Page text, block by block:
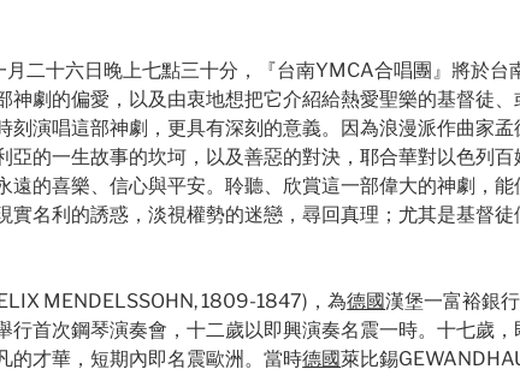
二十六日晚上七點三十分，『台南YMCA合唱團』將於台
神劇的偏愛，以及由衷地想把它介紹給熱愛聖樂的基督徒
刻演唱這部神劇，更具有深刻的意義。因為浪漫派作曲家
亞的一生故事的坎坷，以及善惡的對決，耶合華對以色列
遠的喜樂、信心與平安。聆聽、欣賞這一部偉大的神劇，
實名利的誘惑，淡視權勢的迷戀，尋回真理；尤其是基督
MENDELSSOHN, 1809-1847)，為德國漢堡一富裕銀
行首次鋼琴演奏會，十二歲以即興演奏名震一時。十七歲
的才華，短期內即名震歐洲。當時德國萊比錫